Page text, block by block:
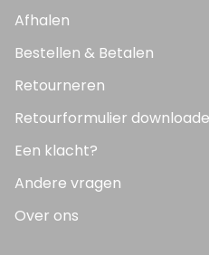
Afhalen
Bestellen & Betalen
Retourneren
Retourformulier
Een klacht?
Andere vragen
Over ons